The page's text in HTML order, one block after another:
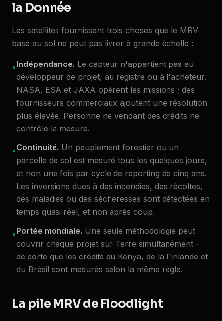
la Donnée
Les satellites fournissent trois choses que le MRV
basé au sol ne peut pas livrer à grande échelle :
•Indépendance. Le capteur n'appartient pas au
développeur de projet, au registre ou à l'acheteur.
NASA, ESA et JAXA opèrent les missions ; des
fournisseurs commerciaux ajoutent une résolution
plus élevée. Personne ne vendant des crédits ne
contrôle la mesure.
•Continuité. Un peuplement forestier ou un
parcelle de sol est mesuré tous les quelques jours,
et non une fois par cycle de reporting de cinq ans.
Les inversions dues à des incendies, des récoltes,
des maladies ou des sécheresses sont détectées en
temps quasi réel, et non après coup.
•Portée mondiale. Une seule méthodologie peut
couvrir chaque projet sur Terre simultanément -
de sorte que les crédits du Kenya, de la Finlande et
du Brésil sont mesurés selon la même règle.
La pile MRV de Floodlight